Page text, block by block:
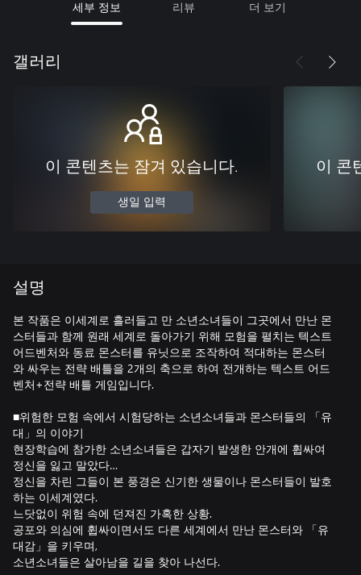
세부 정보 리뷰 더 보기
갤러리
이 콘텐츠는 잠겨 있습니다.
생일 입력
이 콘
설명
본 작품은 이세계로 흘러들고 만 소년소녀들이 그곳에서 만난 몬
스터들과 함께 원래 세계로 돌아가기 위해 모험을 펼치는 텍스트
어드벤처와 동료 몬스터를 유닛으로 조작하여 적대하는 몬스터
와 싸우는 전략 배틀을 2개의 축으로 하여 전개하는 텍스트 어드
벤처+전략 배틀 게임입니다.
■위험한 모험 속에서 시험당하는 소년소녀들과 몬스터들의 「유
대」의 이야기
현장학습에 참가한 소년소녀들은 갑자기 발생한 안개에 휩싸여
정신을 잃고 말았다…
정신을 차린 그들이 본 풍경은 신기한 생물이나 몬스터들이 발호
하는 이세계였다.
느닷없이 위험 속에 던져진 가혹한 상황.
공포와 의심에 휩싸이면서도 다른 세계에서 만난 몬스터와 「유
대감」을 키우며,
소년소녀들은 살아남을 길을 찾아 나선다.